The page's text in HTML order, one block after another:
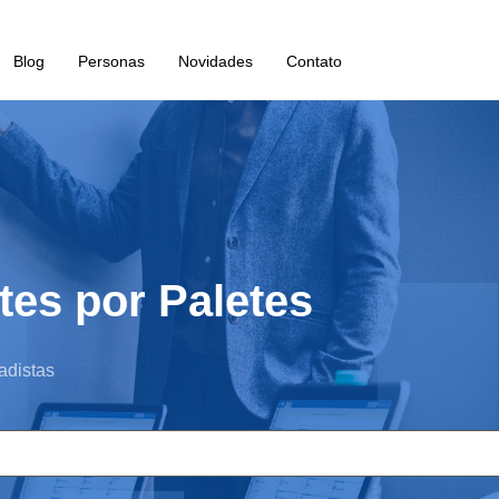
Blog Personas Novidades Contato
por Paletes